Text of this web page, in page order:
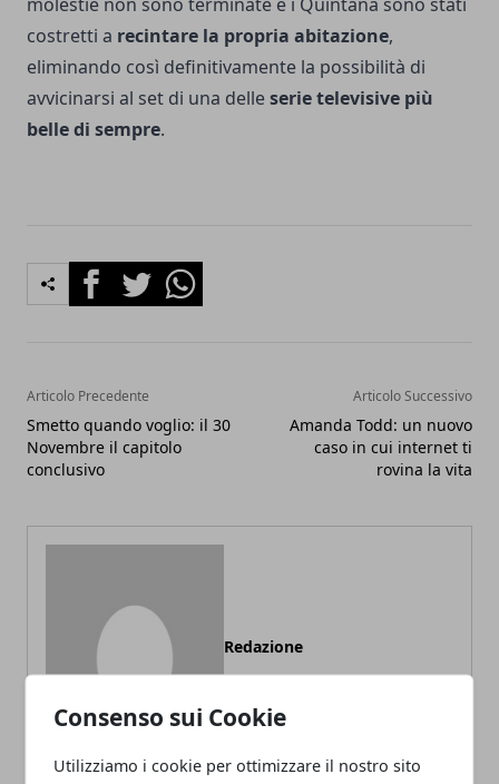
Consenso sui Cookie
Utilizziamo i cookie per ottimizzare il nostro sito
costretti a recintare la propria abitazione,
eliminando così definitivamente la possibilità di
avvicinarsi al set di una delleserie televisive più
belle di sempre.
FacebookTwitterWhatsapp
Articolo Precedente
Smetto quando voglio: il 30
Novembre il capitolo
conclusivo
Articolo Successivo
Amanda Todd: un nuovo
caso in cui internet ti
rovina la vita
Redazione